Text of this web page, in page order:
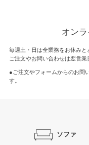
オン
毎週土・日は全業務をお休み
ご注文やお問い合わせは翌営業
●ご注文やフォームからのお問
す。
ソファ